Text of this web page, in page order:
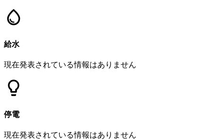
給水
現在発表されている情報はありません
停電
現在発表されている情報はありません